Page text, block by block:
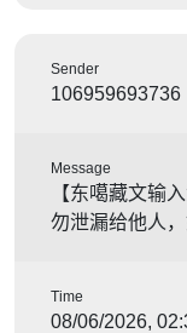
Sender
106959693736
Message
【东噶藏文输
勿泄漏给他人
Time
08/06/2026,